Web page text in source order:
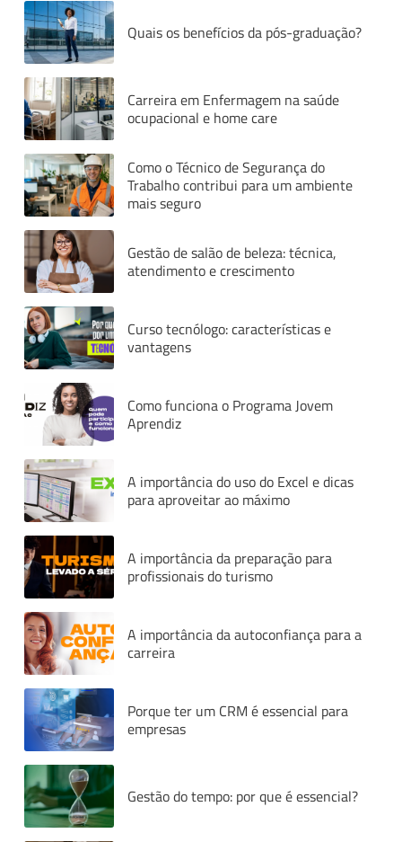
Quais os benefícios da pós-graduação?
Carreira em Enfermagem na saúde
ocupacional e home care
Como o Técnico de Segurança do
Trabalho contribui para um ambiente
mais seguro
Gestão de salão de beleza: técnica,
atendimento e crescimento
Curso tecnólogo: características e
vantagens
Como funciona o Programa Jovem
Aprendiz
A importância do uso do Excel e dicas
para aproveitar ao máximo
A importância da preparação para
profissionais do turismo
A importância da autoconfiança para a
carreira
Porque ter um CRM é essencial para
empresas
Gestão do tempo: por que é essencial?